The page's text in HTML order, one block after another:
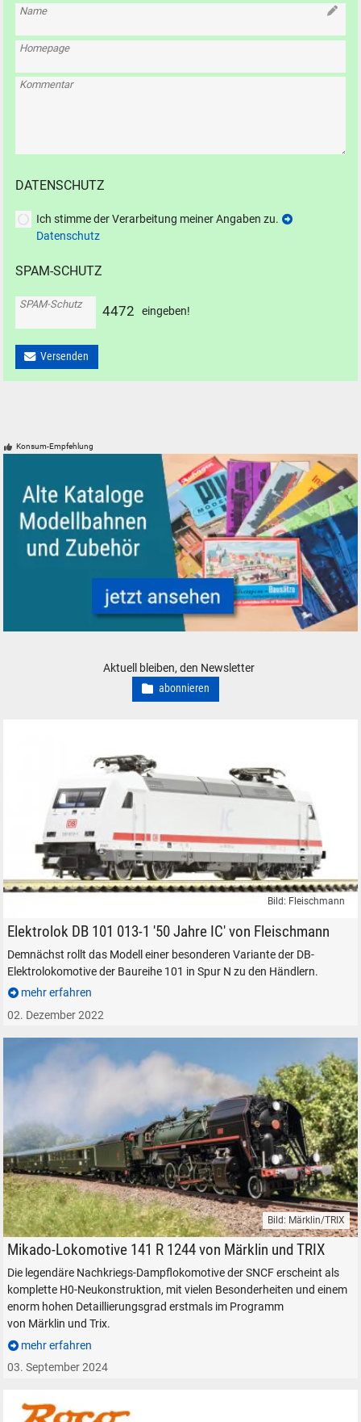
Name
Homepage
Kommentar
DATENSCHUTZ
Ich stimme der Verarbeitung meiner Angaben zu.
Datenschutz
SPAM-SCHUTZ
SPAM-Schutz 4472 eingeben!
Versenden
Konsum-Empfehlung
Aktuell bleiben, den Newsletter
abonnieren
Fleischmann Elektrolokomotive DB 101 50 Jahre IC
Bild: Fleischmann
Elektrolok DB 101 013-1 '50 Jahre IC' von Fleischmann
Demnächst rollt das Modell einer besonderen Variante der DB-
Elektrolokomotive der Baureihe 101 in Spur N zu den Händlern.
mehr erfahren
02. Dezember 2022
Dampflokomotive SNCF 141 R 1244 Märklin TRIX H0
Bild: Märklin/TRIX
Mikado-Lokomotive 141 R 1244 von Märklin und TRIX
Die legendäre Nachkriegs-Dampflokomotive der SNCF erscheint als
komplette H0-Neukonstruktion, mit vielen Besonderheiten und einem
enorm hohen Detaillierungsgrad erstmals im Programm
von Märklin und Trix.
mehr erfahren
03. September 2024